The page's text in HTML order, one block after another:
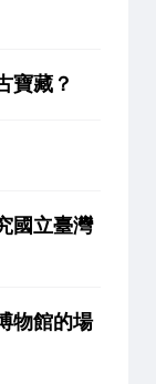
寶藏？
國立臺灣
物館的場